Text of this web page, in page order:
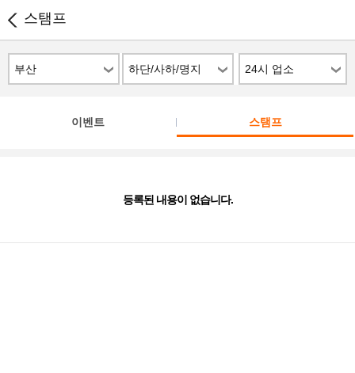
스탬프
부산 하단/사하/명지 24시 업소
이벤트 스탬프
등록된 내용이 없습니다.